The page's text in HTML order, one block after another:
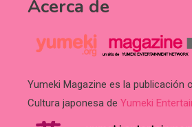
Acerca de
Yumeki Magazine es la publicación
Cultura japonesa de Yumeki